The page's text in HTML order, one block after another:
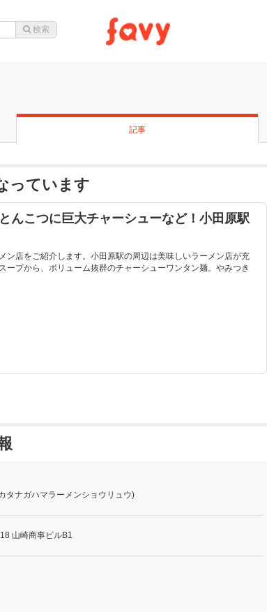
記事
っています
んこつに巨大チャーシューなど！小田原駅
ン店をご紹介します。小田原駅の周辺は美味しいラーメン店が充
ープから、ボリューム抜群のチャーシューワンタン麺。やみつき
タナガハマラーメンショウリュウ)
山崎商事ビルB1